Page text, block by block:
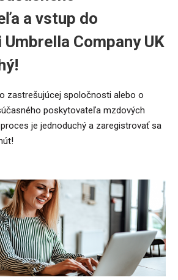
a vstup do
Company UK
zastrešujúcej spoločnosti alebo o
poskytovateľa mzdových
je jednoduchý a zaregistrovať sa